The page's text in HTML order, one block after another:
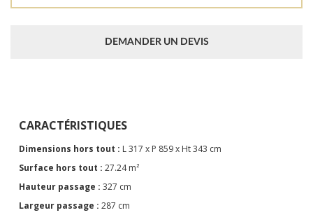
DEMANDER UN DEVIS
CARACTÉRISTIQUES
Dimensions hors tout : L 317 x P 859 x Ht 343 cm
Surface hors tout : 27.24 m²
Hauteur passage : 327 cm
Largeur passage : 287 cm